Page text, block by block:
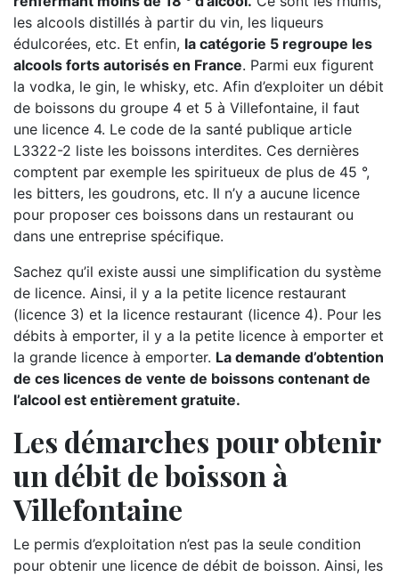
les alcools distillés à partir du vin, les liqueurs
édulcorées, etc. Et enfin, la catégorie 5 regroupe les
alcools forts autorisés en France. Parmi eux figurent
la vodka, le gin, le whisky, etc. Afin d’exploiter un débit
de boissons du groupe 4 et 5 à Villefontaine, il faut
une licence 4. Le code de la santé publique article
L3322-2 liste les boissons interdites. Ces dernières
comptent par exemple les spiritueux de plus de 45 °,
les bitters, les goudrons, etc. Il n’y a aucune licence
pour proposer ces boissons dans un restaurant ou
dans une entreprise spécifique.
Sachez qu’il existe aussi une simplification du système
de licence. Ainsi, il y a la petite licence restaurant
(licence 3) et la licence restaurant (licence 4). Pour les
débits à emporter, il y a la petite licence à emporter et
la grande licence à emporter. La demande d’obtention
de ces licences de vente de boissons contenant de
l’alcool est entièrement gratuite.
Les démarches pour obtenir
un débit de boisson à
Villefontaine
Le permis d’exploitation n’est pas la seule condition
pour obtenir une licence de débit de boisson. Ainsi, les